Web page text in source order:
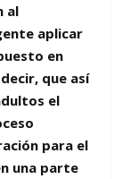
al
aplicar
en
que así
el
para el
una parte